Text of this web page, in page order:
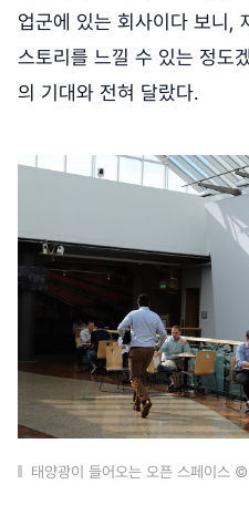
업군에 있는 회사이다 보니,
스토리를 느낄 수 있는 정도
의 기대와 전혀 달랐다.
태양광이 들어오는 오픈 스페이스 ©